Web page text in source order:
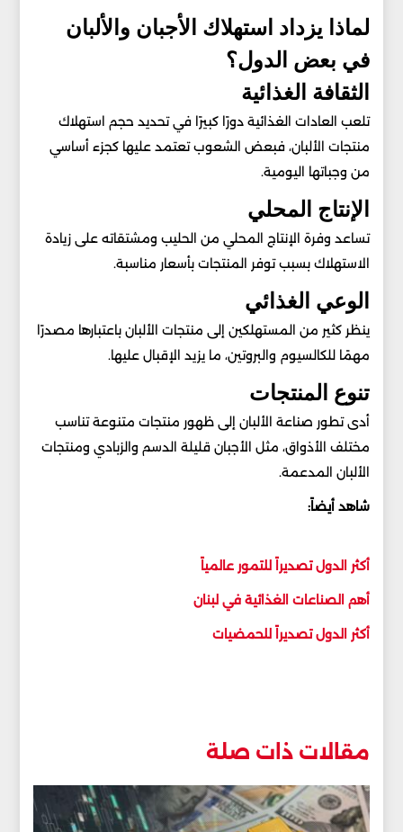
لماذا يزداد استهلاك الأجبان والألبان
في بعض الدول؟
الثقافة الغذائية
تلعب العادات الغذائية دورًا كبيرًا في تحديد حجم استهلاك
منتجات الألبان، فبعض الشعوب تعتمد عليها كجزء أساسي
من وجباتها اليومية.
الإنتاج المحلي
تساعد وفرة الإنتاج المحلي من الحليب ومشتقاته على زيادة
الاستهلاك بسبب توفر المنتجات بأسعار مناسبة.
الوعي الغذائي
ينظر كثير من المستهلكين إلى منتجات الألبان باعتبارها مصدرًا
مهمًا للكالسيوم والبروتين، ما يزيد الإقبال عليها.
تنوع المنتجات
أدى تطور صناعة الألبان إلى ظهور منتجات متنوعة تناسب
مختلف الأذواق، مثل الأجبان قليلة الدسم والزبادي ومنتجات
الألبان المدعمة.
شاهد أيضاً:
أكثر الدول تصديراً للتمور عالمياً
أهم الصناعات الغذائية في لبنان
أكثر الدول تصديراً للحمضيات
مقالات ذات صلة